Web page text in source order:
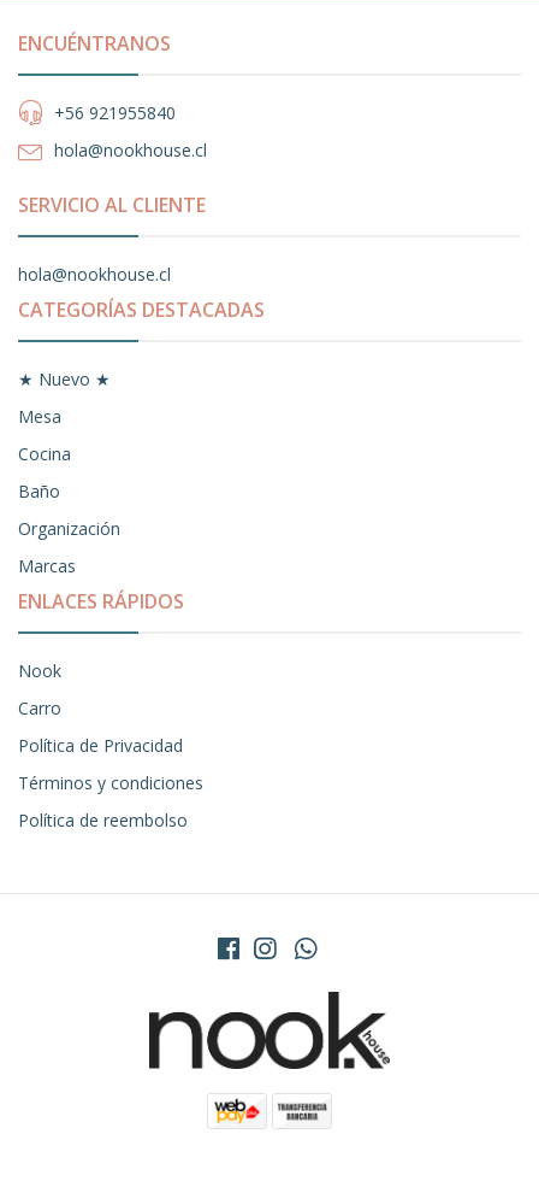
ENCUÉNTRANOS
+56 921955840
hola@nookhouse.cl
SERVICIO AL CLIENTE
hola@nookhouse.cl
CATEGORÍAS DESTACADAS
★ Nuevo ★
Mesa
Cocina
Baño
Organización
Marcas
ENLACES RÁPIDOS
Nook
Carro
Política de Privacidad
Términos y condiciones
Política de reembolso